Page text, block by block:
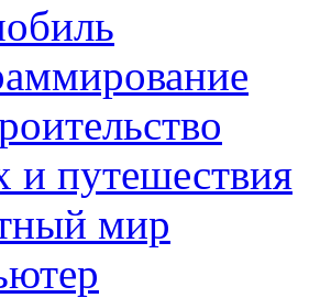
и путешествия
мир